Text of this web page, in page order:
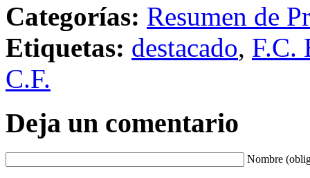
Categorías: Resumen de
Etiquetas: destacado, F.C.
C.F.
Deja un comentario
Nombre